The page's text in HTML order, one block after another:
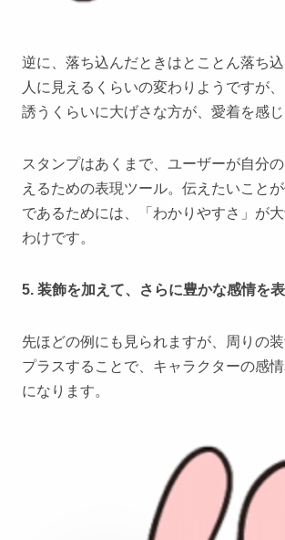
逆に、落ち込んだときはとことん落ち
人に見えるくらいの変わりようですが
誘うくらいに大げさな方が、愛着を感じ
スタンプはあくまで、ユーザーが自分
えるための表現ツール。伝えたいこと
であるためには、「わかりやすさ」が
わけです。
5. 装飾を加えて、さらに豊かな感情を
先ほどの例にも見られますが、周りの
プラスすることで、キャラクターの感
になります。